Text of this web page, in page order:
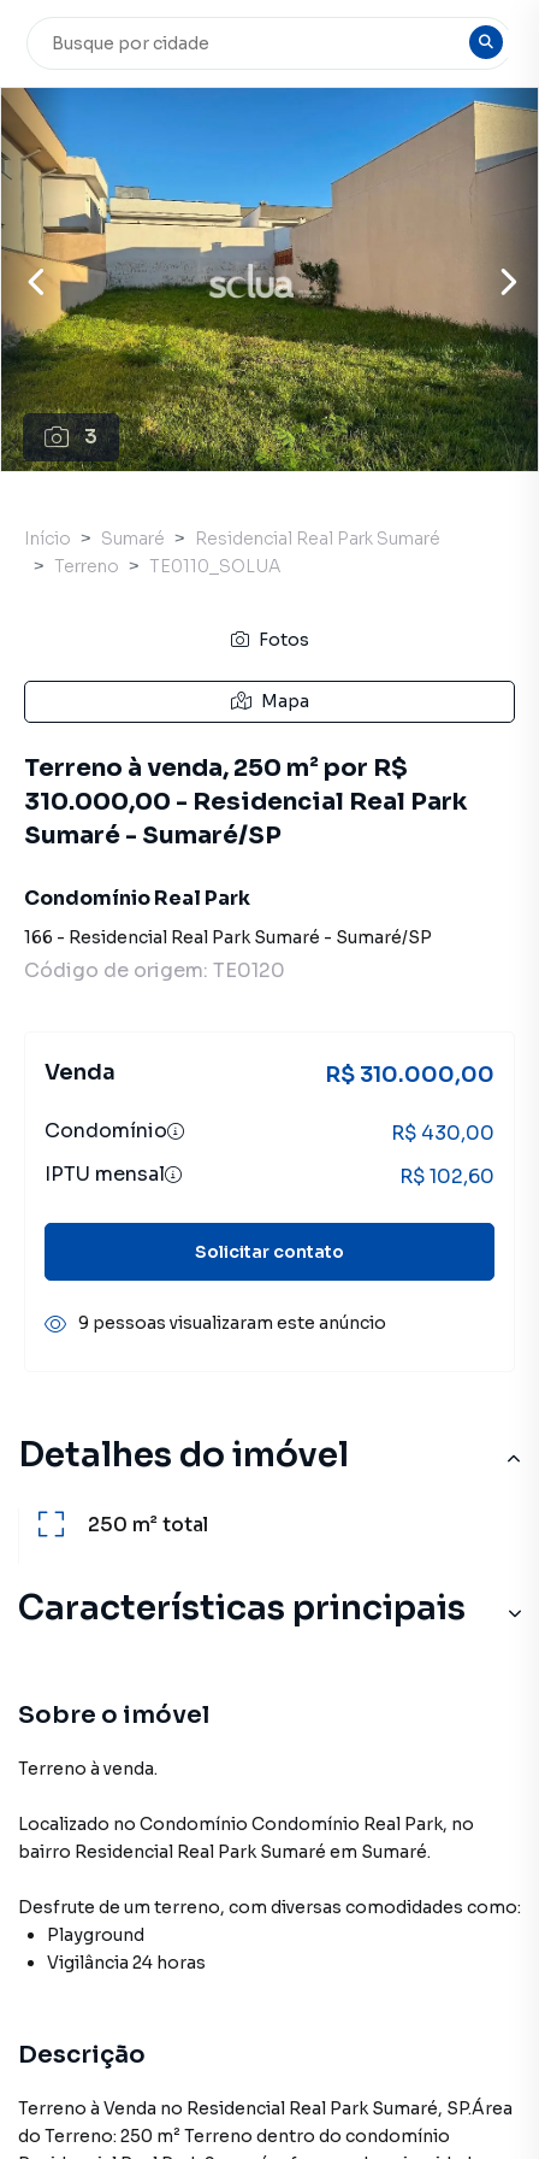
3
Detalhes do imóvel
250 m²total
Características principais
Sobre o imóvel
Terreno à venda.
Localizado no Condomínio Condomínio Real Park, no
bairro Residencial Real Park Sumaré em Sumaré.
Desfrute de um terreno, com diversas comodidades como:
Playground
Vigilância 24 horas
Descrição
Terreno à Venda no Residencial Real Park Sumaré, SP.Área
do Terreno: 250 m² Terreno dentro do condomínio
Início Sumaré
Residencial Real Park Sumaré
Terreno
TE0110_SOLUA
Fotos
Mapa
Terreno à venda, 250 m² por R$
310.000,00 - Residencial Real Park
Sumaré - Sumaré/SP
Condomínio Real Park
166 - Residencial Real Park Sumaré - Sumaré/SP
Código de origem: TE0120
Venda R$ 310.000,00
Condomínio
R$ 430,00
IPTU mensal
R$ 102,60
Solicitar contato
9 pessoas visualizaram este anúncio